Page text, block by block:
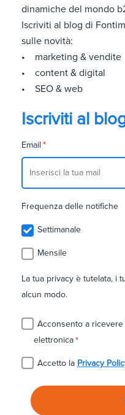
dinamiche del mondo
Iscriviti al blog di
sulle novità:
• marketing & vendite
• content & digital
• SEO & web
Iscriviti al
Email *
Frequenza delle notifiche
Settimanale
Mensile
La tua privacy è tutelata, i
alcun modo.
Acconsento a
elettronica*
Accetto la Privacy